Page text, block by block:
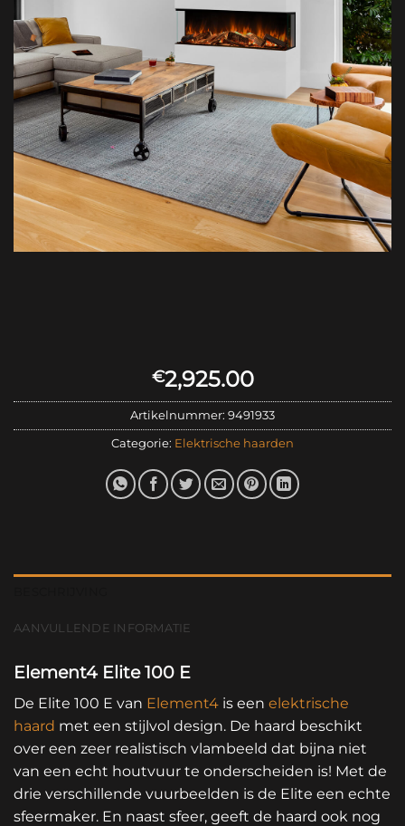
€2,925.00
Artikelnummer: 9491933
Categorie: Elektrische haarden
AANVULLENDE INFORMATIE
Element4 Elite 100 E
De Elite 100 E van Element4 is een elektrische
haard met een stijlvol design. De haard beschikt
over een zeer realistisch vlambeeld dat bijna niet
van een echt houtvuur te onderscheiden is! Met de
drie verschillende vuurbeelden is de Elite een echte
sfeermaker. En naast sfeer, geeft de haard ook nog